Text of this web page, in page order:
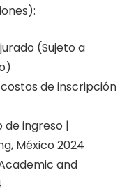
(Sujeto a
de inscripción
de ingreso |
México 2024
and